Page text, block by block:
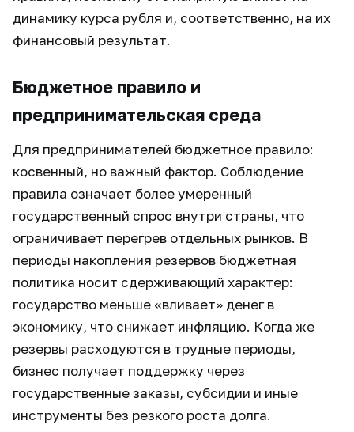
динамику курса рубля и, соответственно, на их
финансовый результат.
Бюджетное правило и
предпринимательская среда
Для предпринимателей бюджетное правило:
косвенный, но важный фактор. Соблюдение
правила означает более умеренный
государственный спрос внутри страны, что
ограничивает перегрев отдельных рынков. В
периоды накопления резервов бюджетная
политика носит сдерживающий характер:
государство меньше «вливает» денег в
экономику, что снижает инфляцию. Когда же
резервы расходуются в трудные периоды,
бизнес получает поддержку через
государственные заказы, субсидии и иные
инструменты без резкого роста долга.